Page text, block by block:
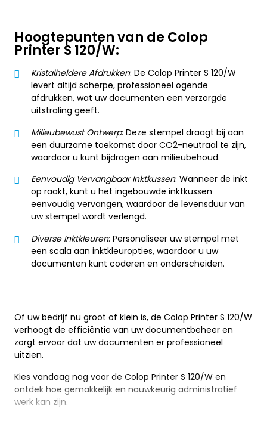
Hoogtepunten van de Colop
Printer S 120/W:
Kristalheldere Afdrukken: De Colop Printer S 120/W
levert altijd scherpe, professioneel ogende
afdrukken, wat uw documenten een verzorgde
uitstraling geeft.
Milieubewust Ontwerp: Deze stempel draagt bij aan
een duurzame toekomst door CO2-neutraal te zijn,
waardoor u kunt bijdragen aan milieubehoud.
Eenvoudig Vervangbaar Inktkussen: Wanneer de inkt
op raakt, kunt u het ingebouwde inktkussen
eenvoudig vervangen, waardoor de levensduur van
uw stempel wordt verlengd.
Diverse Inktkleuren: Personaliseer uw stempel met
een scala aan inktkleuropties, waardoor u uw
documenten kunt coderen en onderscheiden.
Of uw bedrijf nu groot of klein is, de Colop Printer S 120/W
verhoogt de efficiëntie van uw documentbeheer en
zorgt ervoor dat uw documenten er professioneel
uitzien.
Kies vandaag nog voor de Colop Printer S 120/W en
ontdek hoe gemakkelijk en nauwkeurig administratief
werk kan zijn.